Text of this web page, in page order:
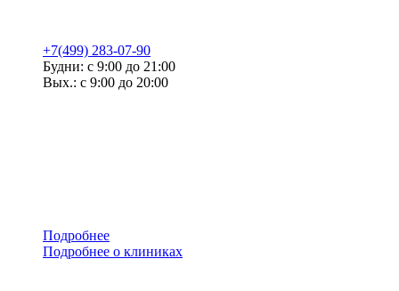
+7(499) 283-07-90
Будни: с 9:00 до 21:00
Вых.: с 9:00 до 20:00
Подробнее
Подробнее о клиниках